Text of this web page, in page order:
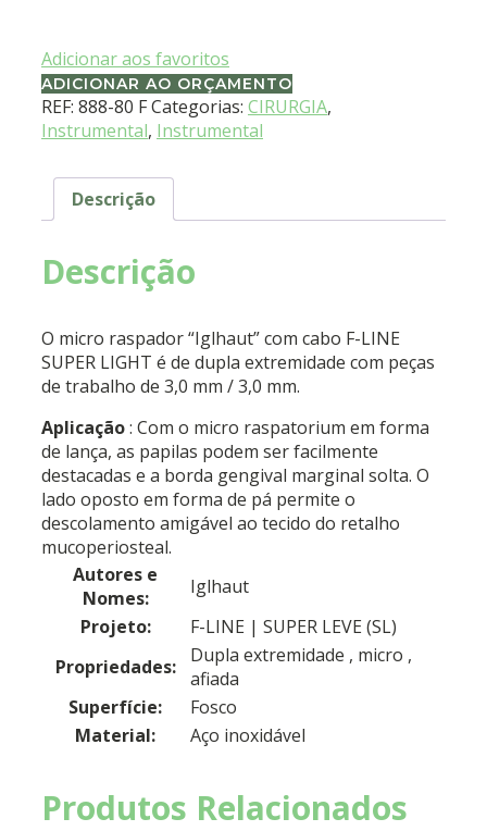
Adicionar aos favoritos
ADICIONAR AO ORÇAMENTO
REF: 888-80 FCategorias: CIRURGIA,
Instrumental, Instrumental
Descrição
Descrição
O micro raspador “Iglhaut” com cabo F-LINE
SUPER LIGHT é de dupla extremidade com peças
de trabalho de 3,0 mm / 3,0 mm.
Aplicação: Com o micro raspatorium em forma
de lança, as papilas podem ser facilmente
destacadas e a borda gengival marginal solta. O
lado oposto em forma de pá permite o
descolamento amigável ao tecido do retalho
mucoperiosteal.
Autores e
Nomes:
Iglhaut
Projeto:
F-LINE | SUPER LEVE (SL)
Propriedades:
Dupla extremidade , micro ,
afiada
Superfície:
Fosco
Material:
Aço inoxidável
Produtos Relacionados